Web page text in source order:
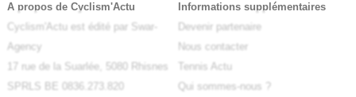
A propos de Cyclism'Actu
Cyclism'Actu est édité par Swar-
Agency
17 rue de la Suarlée, 5080 Rhisnes
SPRLS BE 0836.273.820
Informations supplémentaires
Devenir partenaire
Nous contacter
Tennis Actu
Qui sommes-nous ?